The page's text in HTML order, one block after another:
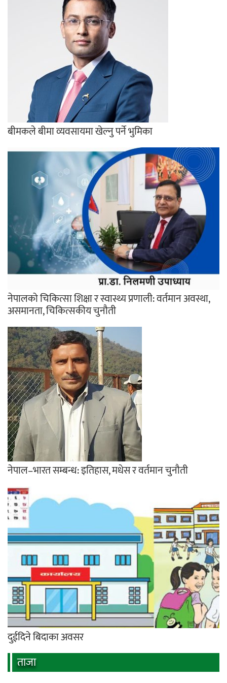
बीमकले बीमा व्यवसायमा खेल्नु पर्ने भुमिका
नेपालको चिकित्सा शिक्षा र स्वास्थ्य प्रणाली: वर्तमान अवस्था,
असमानता, चिकित्सकीय चुनौती
नेपाल–भारत सम्बन्ध: इतिहास, मधेस र वर्तमान चुनौती
दुईदिने बिदाका अवसर
ताजा